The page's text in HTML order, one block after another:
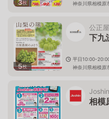
3枚
神奈川県相模原
5枚
公正屋
下九
平日10:00-
神奈川県相模原
Joshin
相模